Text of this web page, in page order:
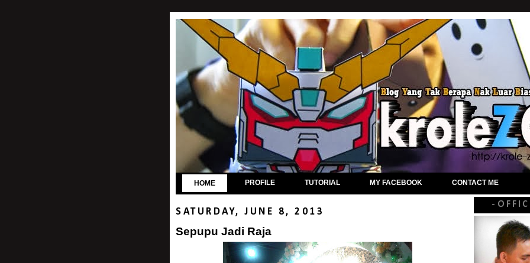
HOME PROFILE TUTORIAL MY FACEBOOK CONTACT ME
SATURDAY, JUNE 8, 2013
Sepupu Jadi Raja
-